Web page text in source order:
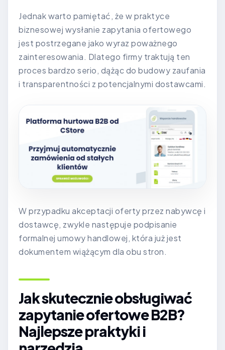
Jednak warto pamiętać, że w praktyce
biznesowej wysłanie zapytania ofertowego
jest postrzegane jako wyraz poważnego
zainteresowania. Dlatego firmy traktują ten
proces bardzo serio, dążąc do budowy zaufania
i transparentności z potencjalnymi dostawcami.
W przypadku akceptacji oferty przez nabywcę i
dostawcę, zwykle następuje podpisanie
formalnej umowy handlowej, która już jest
dokumentem wiążącym dla obu stron.
Jak skutecznie obsługiwać
zapytanie ofertowe B2B?
Najlepsze praktyki i